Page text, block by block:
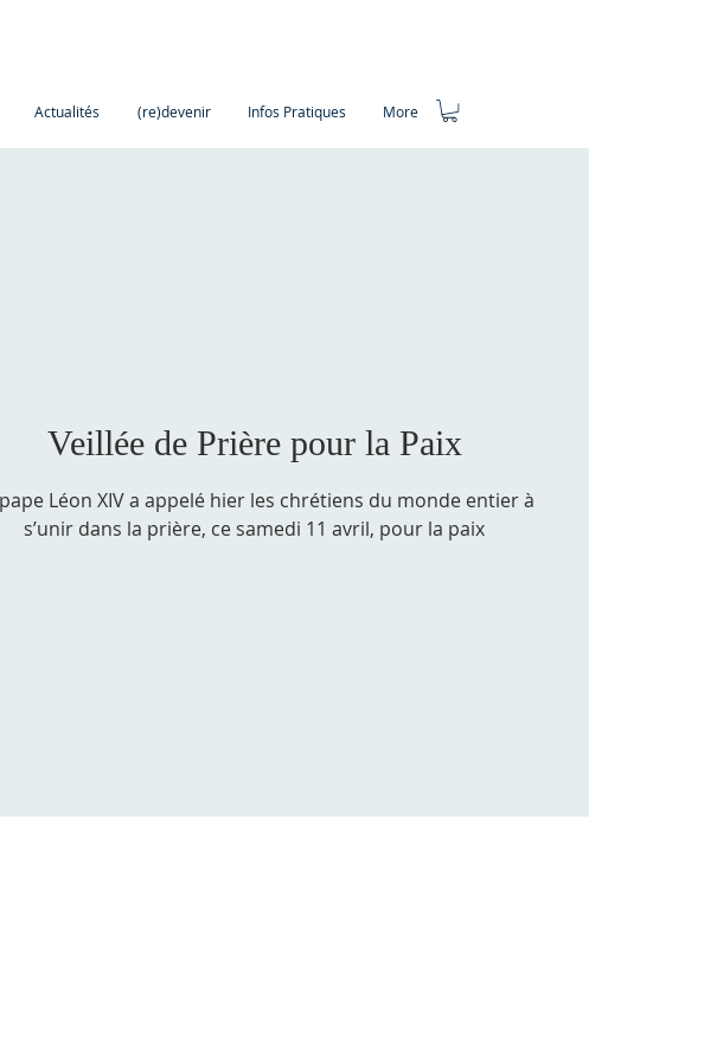
Actualités (re)devenir Infos Pratiques More
Veillée de Prière pour la Paix
Léon XIV a appelé hier les chrétiens du monde entier à
s’unir dans la prière, ce samedi 11 avril, pour la paix